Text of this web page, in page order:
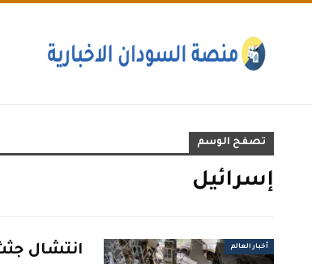
تصفح الوسم
إسرائيل
أخبار العالم